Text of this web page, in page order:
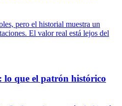
pero el historial muestra un
El valor real está lejos del
lo que el patrón histórico